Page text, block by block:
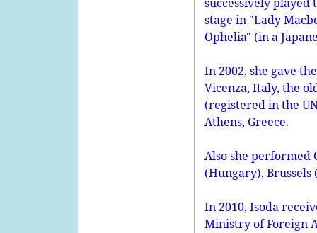
stage in "Lady
Ophelia" (in a
In 2002, she gave
Vicenza, Italy, the
(registered in the
Athens, Greece.
Also she performed
(Hungary), Brussels
In 2010, Isoda
Ministry of Foreign